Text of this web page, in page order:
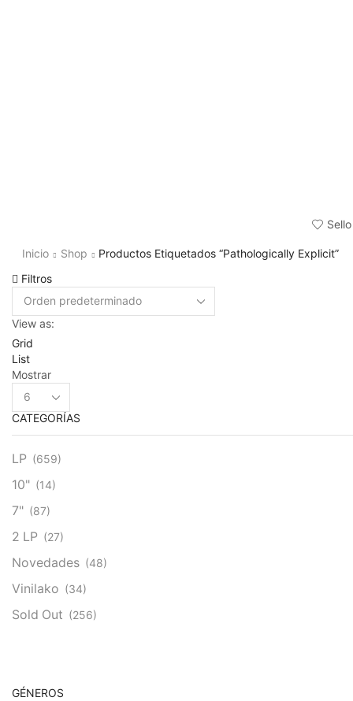
Inicio Shop
Productos Etiquetados “Pathologically Explicit”
Filtros
View as:
Grid
List
Mostrar
Products
per
page
CATEGORÍAS
LP (659)
10" (14)
7" (87)
2 LP (27)
Novedades (48)
Vinilako (34)
Sold Out (256)
GÉNEROS